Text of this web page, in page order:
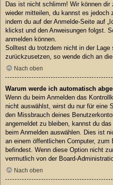
Das ist nicht schlimm! Wir können
wieder mitteilen, du kannst es jedoch
indem du auf der Anmelde-Seite auf
klickst und den Anweisungen folgst.
anmelden können.
Solltest du trotzdem nicht in der Lage
zurückzusetzen, so wende dich an
Nach oben
Warum werde ich automatisch
Wenn du beim Anmelden das
nicht auswählst, wirst du nur für eine
den Missbrauch deines
angemeldet zu bleiben, kannst du
beim Anmelden auswählen. Dies ist
an einem öffentlichen Computer, zum
befindest. Wenn diese Option nicht
vermutlich von der Board-
Nach oben